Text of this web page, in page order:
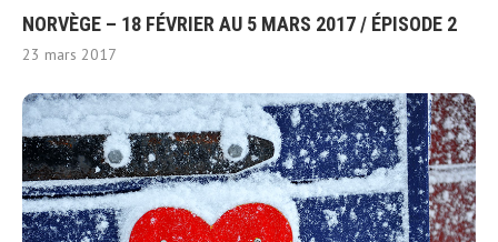
NORVÈGE – 18 FÉVRIER AU 5 MARS 2017 / ÉPISODE 2
23 mars 2017